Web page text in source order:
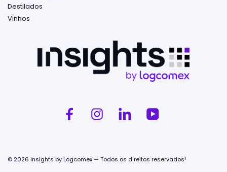
Destilados
Vinhos
© 2026 Insights by Logcomex — Todos os direitos reservados!